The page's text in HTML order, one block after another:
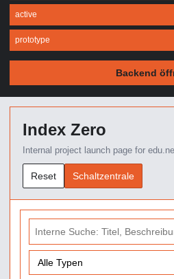
active
prototype
Backend
Index Zero
Internal project launch page for
Reset Schaltzentrale